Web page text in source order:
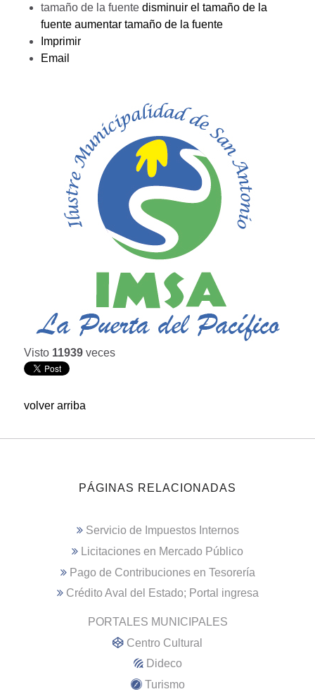
tamaño de la fuente disminuir el tamaño de la
fuente aumentar tamaño de la fuente
Imprimir
Email
Visto 11939 veces
volver arriba
PÁGINAS RELACIONADAS
Servicio de Impuestos Internos
Licitaciones en Mercado Público
Pago de Contribuciones en Tesorería
Crédito Aval del Estado; Portal ingresa
PORTALES MUNICIPALES
Centro Cultural
Dideco
Turismo